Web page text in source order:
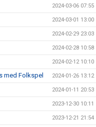
2024-03-06 07:55
2024-03-01 13:00
2024-02-29 23:03
2024-02-28 10:58
2024-02-12 10:10
med Folkspel 2024-01-26 13:12
2024-01-11 20:53
2023-12-30 10:11
2023-12-21 21:54